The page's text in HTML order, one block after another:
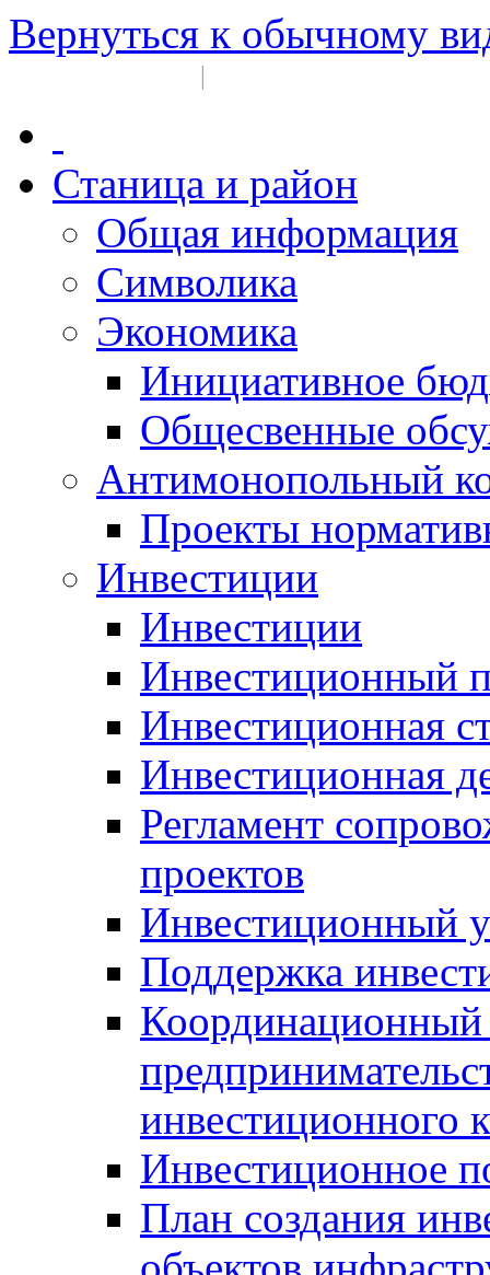
Вернуться к обычному
|
Станица и район
Общая информация
Символика
Экономика
Инициативное
Общесвенные
Антимонопольный
Проекты
Инвестиции
Инвестиции
Инвестиционный
Инвестиционная
Инвестиционная
Регламент
проектов
Инвестиционный
Поддержка
Координационный
инвестиционного
Инвестиционное
План создания